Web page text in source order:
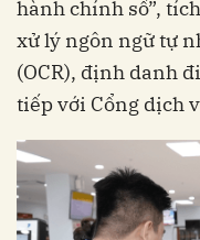
hành chính số”,
xử lý ngôn ngữ tự
(OCR), định danh
tiếp với Cổng dịch